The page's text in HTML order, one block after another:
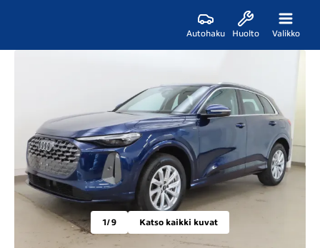
Autohaku Huolto Valikko
1/ 9 Katso kaikki kuvat